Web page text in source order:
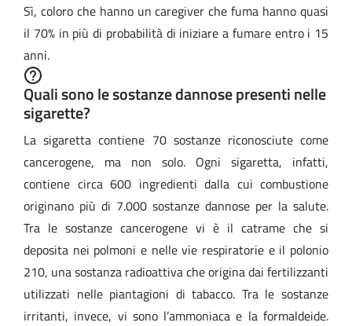
Sì, coloro che hanno un caregiver che fuma hanno quasi
il 70% in più di probabilità di iniziare a fumare entro i 15
anni.
Quali sono le sostanze dannose presenti nelle
sigarette?
La sigaretta contiene 70 sostanze riconosciute come
cancerogene, ma non solo. Ogni sigaretta, infatti,
contiene circa 600 ingredienti dalla cui combustione
originano più di 7.000 sostanze dannose per la salute.
Tra le sostanze cancerogene vi è il catrame che si
deposita nei polmoni e nelle vie respiratorie e il polonio
210, una sostanza radioattiva che origina dai fertilizzanti
utilizzati nelle piantagioni di tabacco. Tra le sostanze
irritanti, invece, vi sono l’ammoniaca e la formaldeide.